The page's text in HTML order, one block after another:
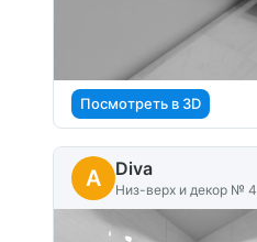
Посмотреть в 3D
A Diva
Низ-верх и декор № 4